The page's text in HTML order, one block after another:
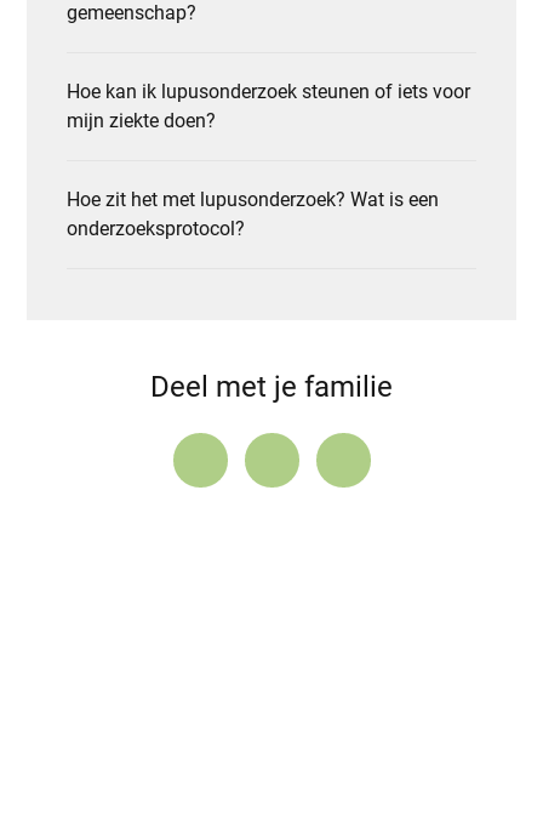
gemeenschap?
Hoe kan ik lupusonderzoek steunen of iets voor
mijn ziekte doen?
Hoe zit het met lupusonderzoek? Wat is een
onderzoeksprotocol?
Deel met je familie